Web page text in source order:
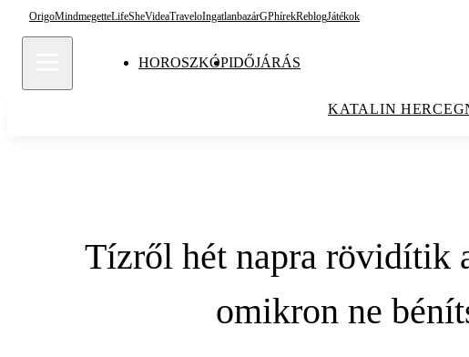
OrigoMindmegetteLifeSheVideaTraveloIngatlanbazárGPhírekReblogJátékok
HOROSZKÓPIDŐJÁRÁS
KATALIN
Tízről hét napra rövidítik
omikron ne